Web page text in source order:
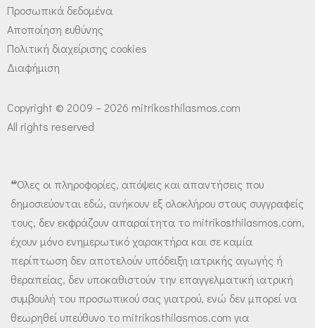
Προσωπικά δεδομένα
Αποποίηση ευθύνης
Πολιτική διαχείρισης cookies
Διαφήμιση
Copyright © 2009 – 2026 mitrikosthilasmos.com
All rights reserved
❝Όλες οι πληροφορίες, απόψεις και απαντήσεις που
δημοσιεύονται εδώ, ανήκουν εξ ολοκλήρου στους συγγραφείς
τους, δεν εκφράζουν απαραίτητα το mitrikosthilasmos.com,
έχουν μόνο ενημερωτικό χαρακτήρα και σε καμία
περίπτωση δεν αποτελούν υπόδειξη ιατρικής αγωγής ή
θεραπείας, δεν υποκαθιστούν την επαγγελματική ιατρική
συμβουλή του προσωπικού σας γιατρού, ενώ δεν μπορεί να
θεωρηθεί υπεύθυνο το mitrikosthilasmos.com για